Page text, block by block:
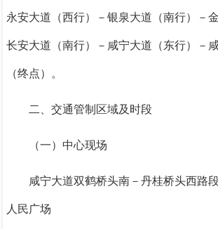
永安大道（西行）－银泉大道（南行）－
长安大道（南行）－咸宁大道（东行）－
（终点）。
二、交通管制区域及时段
（一）中心现场
咸宁大道双鹤桥头南－丹桂桥头西路
人民广场